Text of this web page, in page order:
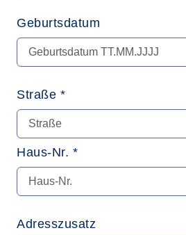
Geburtsdatum
Straße *
Haus-Nr. *
Adresszusatz